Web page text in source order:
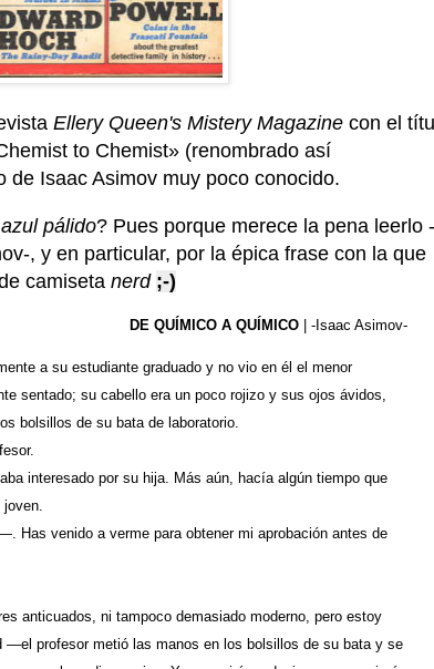
Ellery Queen's Mistery Magazine con el
to Chemist» (renombrado así
de Isaac Asimov muy poco conocido.
pálido? Pues porque merece la pena leerlo -
, y en particular, por la épica frase con la que
camiseta nerd ;-)
DE QUÍMICO A QUÍMICO | -Isaac Asimov-
a su estudiante graduado y no vio en él el menor
sentado; su cabello era un poco rojizo y sus ojos ávidos,
bolsillos de su bata de laboratorio.
interesado por su hija. Más aún, hacía algún tiempo que
joven.
venido a verme para obtener mi aprobación antes de
anticuados, ni tampoco demasiado moderno, pero estoy
—el profesor metió las manos en los bolsillos de su bata y se